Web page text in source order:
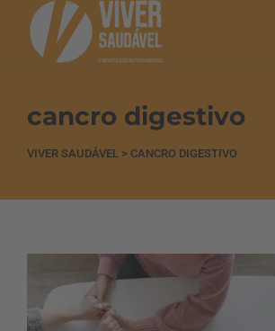
cancro digestivo
VIVER SAUDÁVEL > CANCRO DIGESTIVO